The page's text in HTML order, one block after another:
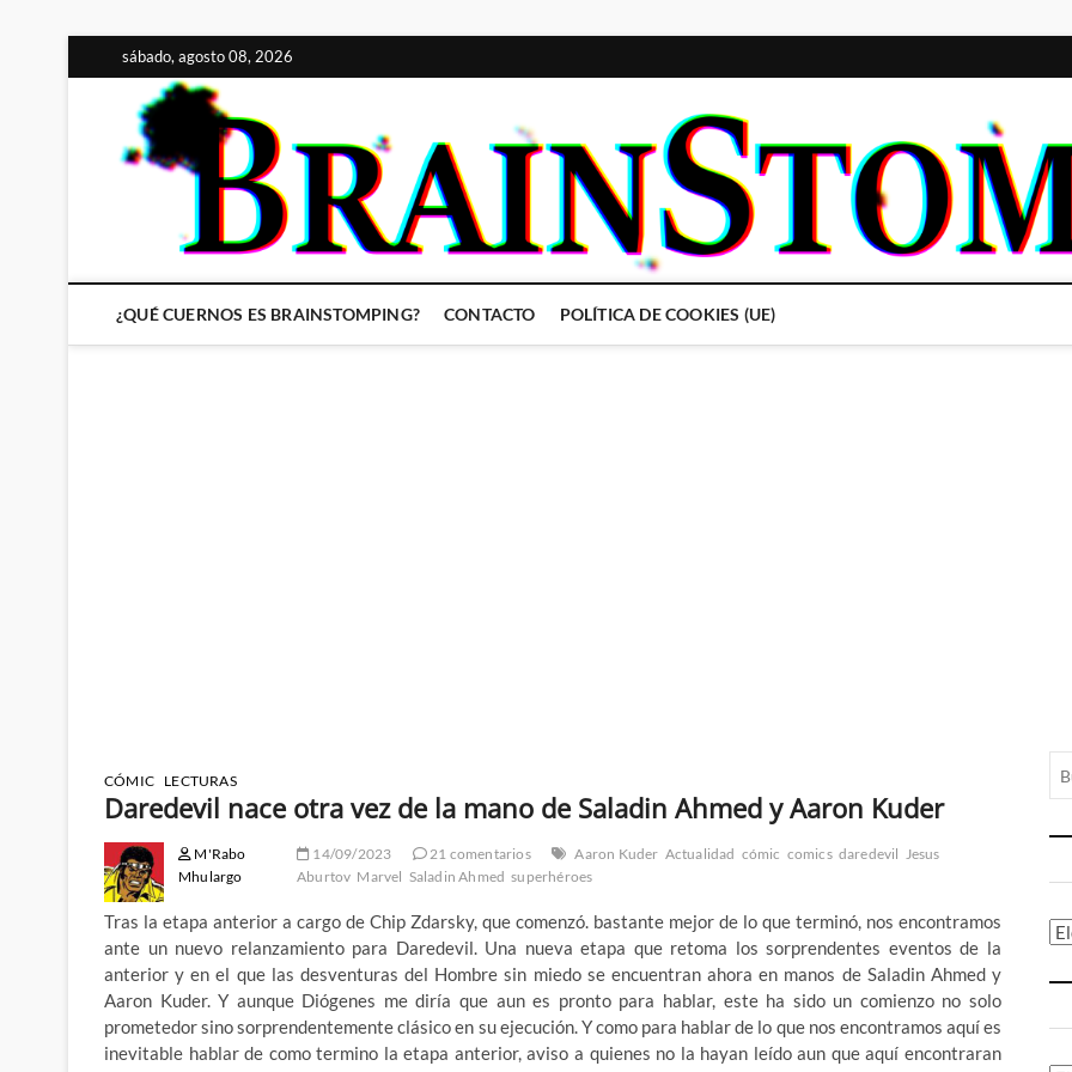
al
contenido
sábado, agosto 08, 2026
¿QUÉ CUERNOS ES BRAINSTOMPING? CONTACTO POLÍTICA DE COOKIES (UE)
CÓMIC LECTURAS
Daredevil nace otra vez de la mano de Saladin Ahmed y Aaron Kuder
M'Rabo
Mhulargo
14/09/2023 21 comentarios Aaron Kuder Actualidad cómic comics daredevil Jesus
Aburtov Marvel Saladin Ahmed superhéroes
Tras la etapa anterior a cargo de Chip Zdarsky, que comenzó. bastante mejor de lo que terminó, nos encontramos
ante un nuevo relanzamiento para Daredevil. Una nueva etapa que retoma los sorprendentes eventos de la
anterior y en el que las desventuras del Hombre sin miedo se encuentran ahora en manos de Saladin Ahmed y
Aaron Kuder. Y aunque Diógenes me diría que aun es pronto para hablar, este ha sido un comienzo no solo
prometedor sino sorprendentemente clásico en su ejecución. Y como para hablar de lo que nos encontramos aquí es
inevitable hablar de como termino la etapa anterior, aviso a quienes no la hayan leído aun que aquí encontraran